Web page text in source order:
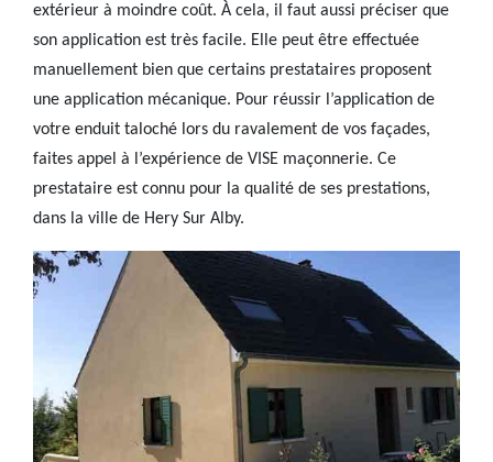
extérieur à moindre coût. À cela, il faut aussi préciser que
son application est très facile. Elle peut être effectuée
manuellement bien que certains prestataires proposent
une application mécanique. Pour réussir l’application de
votre enduit taloché lors du ravalement de vos façades,
faites appel à l’expérience de VISE maçonnerie. Ce
prestataire est connu pour la qualité de ses prestations,
dans la ville de Hery Sur Alby.